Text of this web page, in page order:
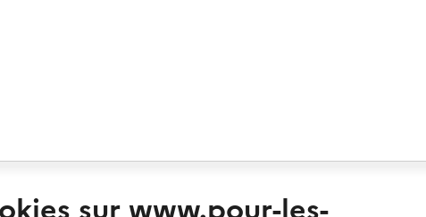
sur www.pour-les-